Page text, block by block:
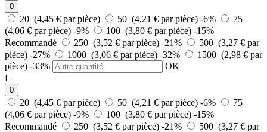
0
20 (4,45 € par pièce) 50 (4,21 € par pièce) -6%
75
(4,06 € par pièce) -9% 100 (3,80 € par pièce) -15%
Recommandé
250 (3,52 € par pièce) -21%
500 (3,27 € par
pièce) -27% 1000 (3,06 € par pièce) -32%
1500 (2,98 € par
pièce) -33%
OK
L
0
20 (4,45 € par pièce) 50 (4,21 € par pièce) -6%
75
(4,06 € par pièce) -9% 100 (3,80 € par pièce) -15%
Recommandé
250 (3,52 € par pièce) -21%
500 (3,27 € par